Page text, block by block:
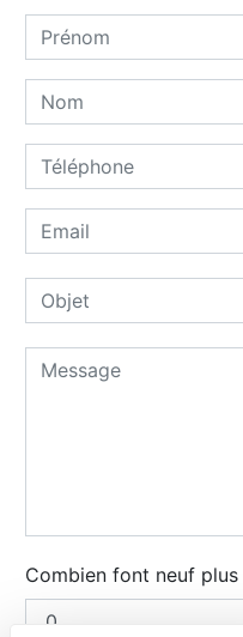
Combien font neuf plus